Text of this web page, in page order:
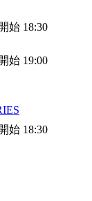
始 18:30
始 19:00
始 18:30